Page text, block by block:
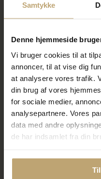
Samtykke
Denne hjemmeside
Vi bruger cookies til at
annoncer, til at vise dig
at analysere vores trafik.
din brug af vores
for sociale medier,
analysepartnere. Vores
data med andre
de har indsamlet fra din
Halskæde
499,00 kr
På lager
SALE